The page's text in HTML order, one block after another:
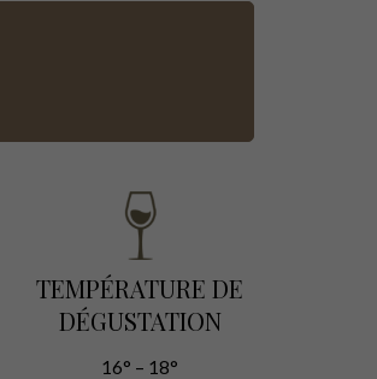
TEMPÉRATURE DE
DÉGUSTATION
16° – 18°